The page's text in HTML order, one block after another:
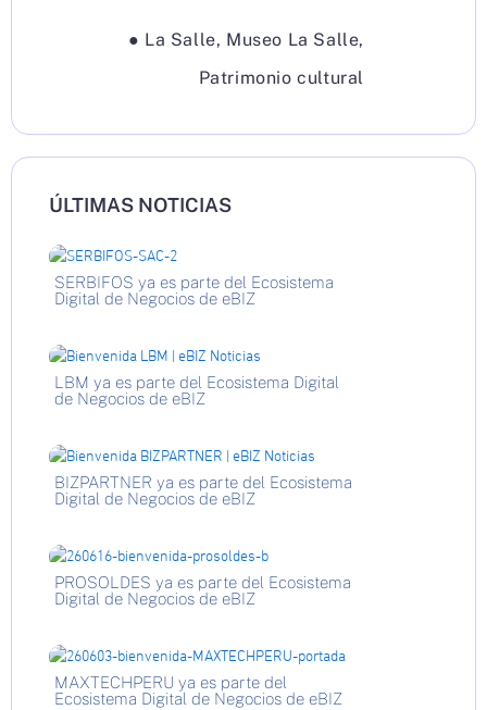
● La Salle, Museo La Salle,
Patrimonio cultural
ÚLTIMAS NOTICIAS
SERBIFOS ya es parte del Ecosistema
Digital de Negocios de eBIZ
LBM ya es parte del Ecosistema Digital
de Negocios de eBIZ
BIZPARTNER ya es parte del Ecosistema
Digital de Negocios de eBIZ
PROSOLDES ya es parte del Ecosistema
Digital de Negocios de eBIZ
MAXTECHPERU ya es parte del
Ecosistema Digital de Negocios de eBIZ